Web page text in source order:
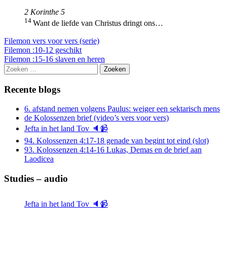
2 Korinthe 5
14 Want de liefde van Christus dringt ons…
Filemon vers voor vers (serie)
Berichtnavigatie
Filemon :10-12 geschikt
Filemon :15-16 slaven en heren
Zoeken
naar:
Recente blogs
6. afstand nemen volgens Paulus: weiger een sektarisch mens
de Kolossenzen brief (video’s vers voor vers)
Jefta in het land Tov 🔈📹
94. Kolossenzen 4:17-18 genade van begint tot eind (slot)
93. Kolossenzen 4:14-16 Lukas, Demas en de brief aan
Laodicea
Studies – audio
Jefta in het land Tov 🔈📹